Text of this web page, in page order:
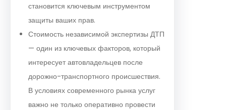
становится ключевым инструментом
защиты ваших прав.
Стоимость независимой экспертизы ДТП
— один из ключевых факторов, который
интересует автовладельцев после
дорожно-транспортного происшествия.
В условиях современного рынка услуг
важно не только оперативно провести